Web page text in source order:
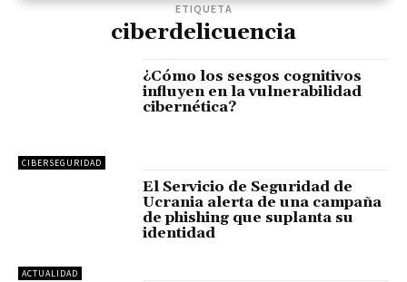
ETIQUETA
ciberdelicuencia
CIBERSEGURIDAD
¿Cómo los sesgos cognitivos
influyen en la vulnerabilidad
cibernética?
ACTUALIDAD
El Servicio de Seguridad de
Ucrania alerta de una campaña
de phishing que suplanta su
identidad